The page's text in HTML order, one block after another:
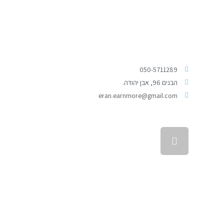
050-5711289
הבנים 96, אבן יהודה.
eran.earnmore@gmail.com